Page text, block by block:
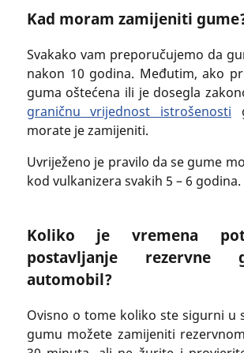
Kad moram zamijeniti
Svakako vam preporučujemo da
nakon 10 godina. Međutim, ako
guma oštećena ili je dosegla
graničnu vrijednost istrošenosti
morate je zamijeniti.
Uvriježeno je pravilo da se gume
kod vulkanizera svakih 5 – 6 godina.
Koliko je vremena
postavljanje rezervne
automobil?
Ovisno o tome koliko ste sigurni u
gumu možete zamijeniti